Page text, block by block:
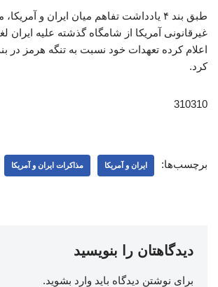
طبق بند ۴ یادداشت تفاهم میان ایران و
غیرقانونی آمریکا از شامگاه گذشته علیه ایران
کرد.
310310
برچسب‌ها: ایران و آمریکا مذاکرات ایران و آمریکا
دیدگاهتان را بنویسید
برای نوشتن دیدگاه باید وارد بشوید.